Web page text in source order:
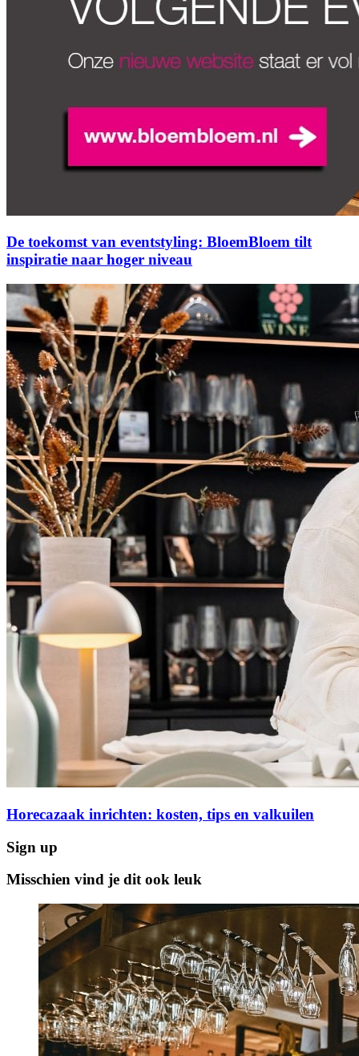
De toekomst van eventstyling: BloemBloem tilt
inspiratie naar hoger niveau
Horecazaak inrichten: kosten, tips en valkuilen
Sign up
Misschien vind je dit ook leuk